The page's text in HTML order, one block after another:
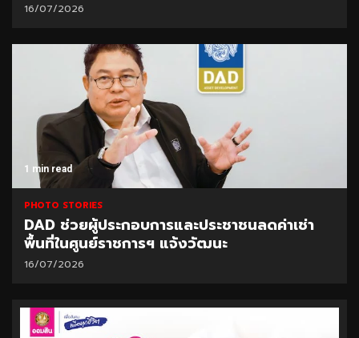
16/07/2026
1 min read
PHOTO STORIES
DAD ช่วยผู้ประกอบการและประชาชนลดค่าเช่า
พื้นที่ในศูนย์ราชการฯ แจ้งวัฒนะ
16/07/2026